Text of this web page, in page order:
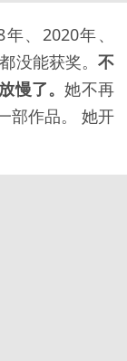
、2020年、
没能获奖。 不
慢了。她不再
部作品。 她开